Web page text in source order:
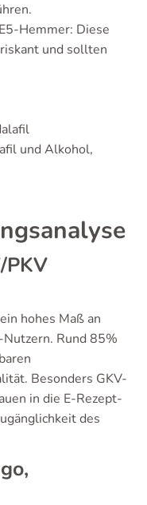
Hemmer: Diese
und sollten
und Alkohol,
PKV
hohes Maß an
Rund 85%
Besonders GKV-
in die E-Rezept-
des